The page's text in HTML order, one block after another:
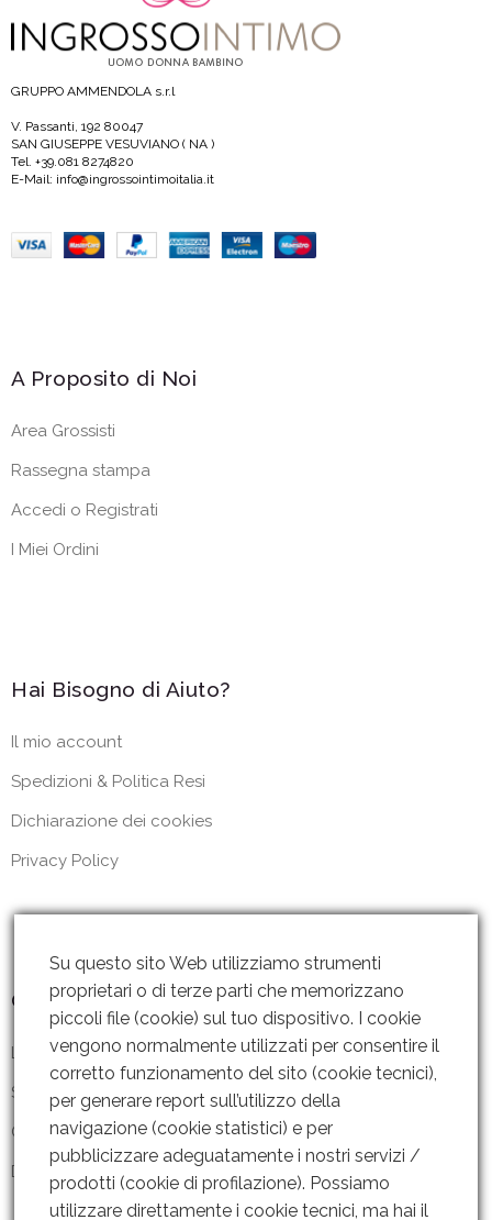
GRUPPO AMMENDOLA s.r.l
V. Passanti, 192 80047
SAN GIUSEPPE VESUVIANO ( NA )
Tel. +39.081 8274820
E-Mail: info@ingrossointimoitalia.it
A Proposito di Noi
Area Grossisti
Rassegna stampa
Accedi o Registrati
I Miei Ordini
Hai Bisogno di Aiuto?
Il mio account
Spedizioni & Politica Resi
Dichiarazione dei cookies
Privacy Policy
Contattaci
Lun – Ven: 8 – 18.30
Sabato: Chiuso
Contattaci
Dove siamo
Su questo sito Web utilizziamo strumenti
proprietari o di terze parti che memorizzano
piccoli file (cookie) sul tuo dispositivo. I cookie
vengono normalmente utilizzati per consentire il
corretto funzionamento del sito (cookie tecnici),
per generare report sull’utilizzo della
navigazione (cookie statistici) e per
pubblicizzare adeguatamente i nostri servizi /
prodotti (cookie di profilazione). Possiamo
utilizzare direttamente i cookie tecnici, ma hai il